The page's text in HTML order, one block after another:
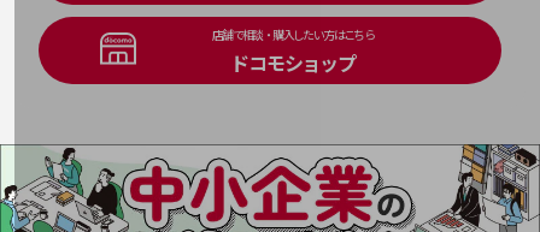
グループ会社
会社案内パンフレット
ニュースリリース
地域からの発表
店舗で相談・購入したい方はこちら
ドコモショップ